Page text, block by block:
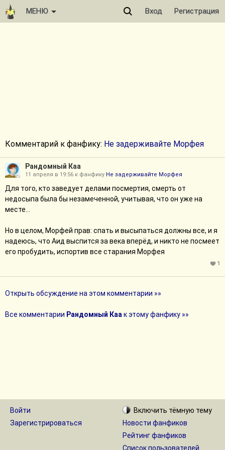
МЕНЮ Вход Регистрация
Комментарий к фанфику: Не задерживайте Морфея
Рандомный Каа
11 апреля в 19:56 к фанфику Не задерживайте Морфея
Для того, кто заведует делами посмертия, смерть от
недосыпа была бы незамеченной, учитывая, что он уже на
месте...
Но в целом, Морфей прав: спать и высыпаться должны все, и я
надеюсь, что Аид выспится за века вперёд, и никто не посмеет
его пробудить, испортив все старания Морфея
1
Открыть обсуждение на этом комментарии »»
Все комментарии Рандомный Каа к этому фанфику »»
Войти
Зарегистрироваться
Включить тёмную тему
Новости фанфиков
Рейтинг фанфиков
Список пользователей